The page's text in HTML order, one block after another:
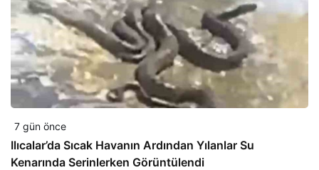
7 gün önce
Ilıcalar’da Sıcak Havanın Ardından Yılanlar Su
Kenarında Serinlerken Görüntülendi